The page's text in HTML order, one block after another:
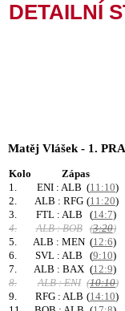
DETAILNÍ
Matěj Vlášek - 1.
Kolo Zápas
1.
ENI : ALB (11:10)
2.
ALB : RFG (11:20)
3.
FTL : ALB (14:7)
4.
ALB : BOB (3:20)
5.
ALB : MEN (12:6)
6.
SVL : ALB (9:10)
7.
ALB : BAX (12:9)
8.
ALB : ENI (10:10)
9.
RFG : ALB (14:10)